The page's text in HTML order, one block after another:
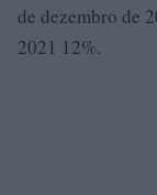
de dezembro de
2021 12%.